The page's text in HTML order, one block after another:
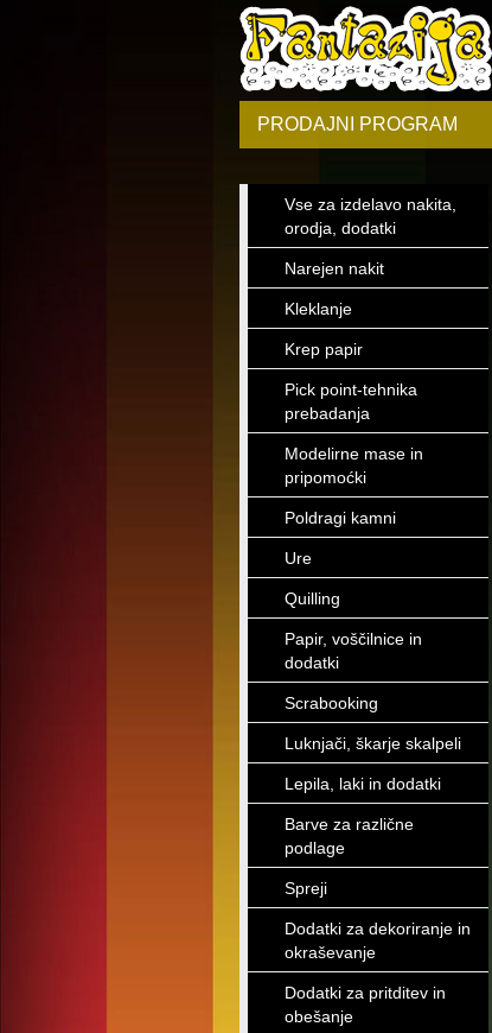
PRODAJNI PROGRAM
Vse za izdelavo nakita,
orodja, dodatki
Narejen nakit
Kleklanje
Krep papir
Pick point-tehnika
prebadanja
Modelirne mase in
pripomoćki
Poldragi kamni
Ure
Quilling
Papir, voščilnice in
dodatki
Scrabooking
Luknjači, škarje skalpeli
Lepila, laki in dodatki
Barve za različne
podlage
Spreji
Dodatki za dekoriranje in
okraševanje
Dodatki za pritditev in
obešanje